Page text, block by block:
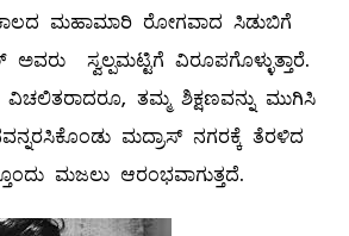
ಮಹಾಮಾರಿ ರೋಗವಾದ ಸಿಡುಬಿಗೆ
ಅವರು ಸ್ವಲ್ಪಮಟ್ಟಿಗೆ ವಿರೂಪಗೊಳ್ಳುತ್ತಾರೆ.
ತಮ್ಮ ಶಿಕ್ಷಣವನ್ನು ಮುಗಿಸಿ
ಮದ್ರಾಸ್ ನಗರಕ್ಕೆ ತೆರಳಿದ
ಮಜಲು ಆರಂಭವಾಗುತ್ತದೆ.